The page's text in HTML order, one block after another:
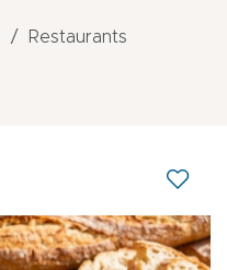
Restaurants